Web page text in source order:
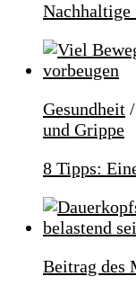
Nachhaltige
Gesundheit /
und Grippe
8 Tipps:
Beitrag des